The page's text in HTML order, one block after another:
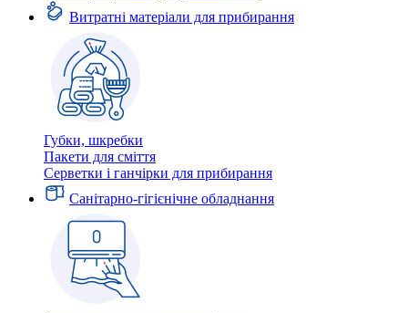
Витратні матеріали для прибирання
Губки, шкребки
Пакети для сміття
Серветки і ганчірки для прибирання
Санітарно-гігієнічне обладнання